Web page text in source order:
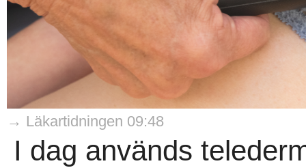
→ Läkartidningen 09:48
I dag används